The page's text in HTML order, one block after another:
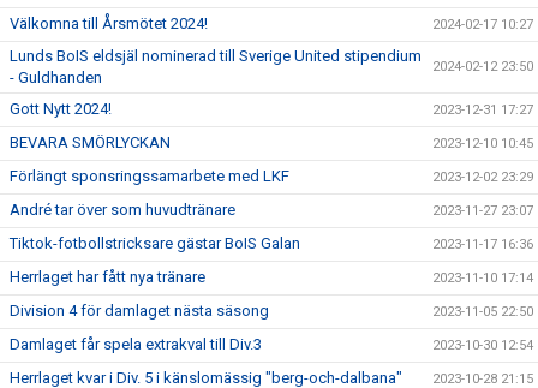
Välkomna till Årsmötet 2024! 2024-02-17 10:27
Lunds BoIS eldsjäl nominerad till Sverige United stipendium
- Guldhanden
2024-02-12 23:50
Gott Nytt 2024! 2023-12-31 17:27
BEVARA SMÖRLYCKAN 2023-12-10 10:45
Förlängt sponsringssamarbete med LKF 2023-12-02 23:29
André tar över som huvudtränare 2023-11-27 23:07
Tiktok-fotbollstricksare gästar BoIS Galan 2023-11-17 16:36
Herrlaget har fått nya tränare 2023-11-10 17:14
Division 4 för damlaget nästa säsong 2023-11-05 22:50
Damlaget får spela extrakval till Div.3 2023-10-30 12:54
Herrlaget kvar i Div. 5 i känslomässig "berg-och-dalbana" 2023-10-28 21:15